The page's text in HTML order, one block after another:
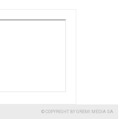
© COPYRIGHT BY GREMI MEDIA SA